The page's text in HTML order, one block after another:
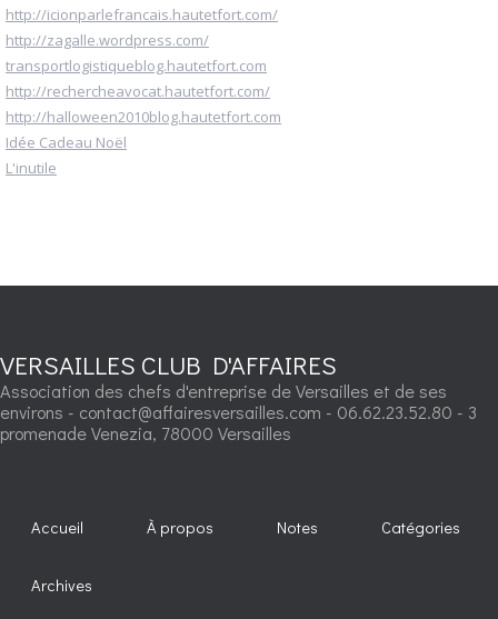
http://icionparlefrancais.hautetfort.com/
http://zagalle.wordpress.com/
transportlogistiqueblog.hautetfort.com
http://rechercheavocat.hautetfort.com/
http://halloween2010blog.hautetfort.com
Idée Cadeau Noël
L'inutile
VERSAILLES CLUB D'AFFAIRES
Association des chefs d'entreprise de Versailles et de ses
environs - contact@affairesversailles.com - 06.62.23.52.80 - 3
promenade Venezia, 78000 Versailles
Accueil À propos Notes Catégories
Archives